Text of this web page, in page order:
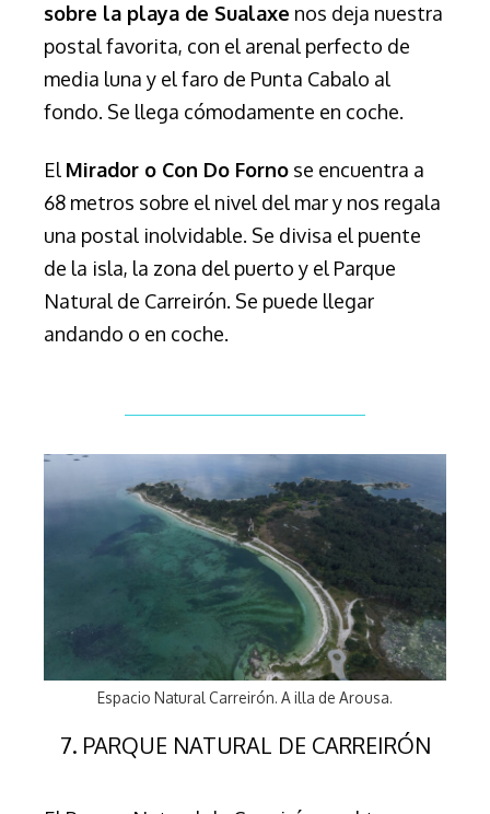
sobre la playa de Sualaxe nos deja nuestra
postal favorita, con el arenal perfecto de
media luna y el faro de Punta Cabalo al
fondo. Se llega cómodamente en coche.
El Mirador o Con Do Forno se encuentra a
68 metros sobre el nivel del mar y nos regala
una postal inolvidable. Se divisa el puente
de la isla, la zona del puerto y el Parque
Natural de Carreirón. Se puede llegar
andando o en coche.
Espacio Natural Carreirón. A illa de Arousa.
7. PARQUE NATURAL DE CARREIRÓN